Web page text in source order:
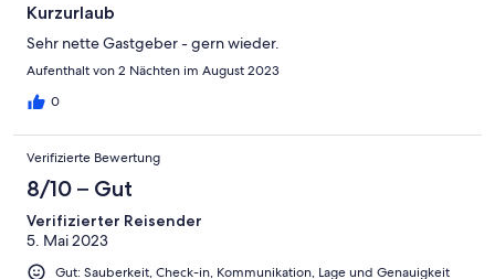
Kurzurlaub
Sehr nette Gastgeber - gern wieder.
Aufenthalt von 2 Nächten im August 2023
0
Verifizierte Bewertung
8/10 – Gut
Verifizierter Reisender
5. Mai 2023
Gut: Sauberkeit, Check-in, Kommunikation, Lage und Genauigkeit